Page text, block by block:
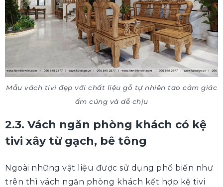
Mẫu vách tivi đẹp với chất liệu gỗ tự nhiên tạo cảm giác
ấm cúng và dễ chịu
2.3. Vách ngăn phòng khách có kệ
tivi xây từ gạch, bê tông
Ngoài những vật liệu được sử dụng phổ biến như
trên thì vách ngăn phòng khách kết hợp kệ tivi